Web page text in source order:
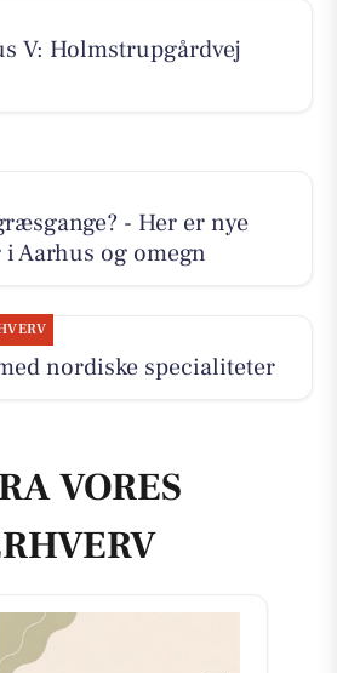
V: Holmstrupgårdvej
- Her er nye
Aarhus og omegn
nordiske specialiteter
VORES